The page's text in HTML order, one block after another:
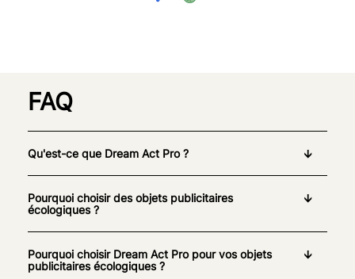
FAQ
Qu'est-ce que Dream Act Pro ?
Pourquoi choisir des objets publicitaires
écologiques ?
Pourquoi choisir Dream Act Pro pour vos objets
publicitaires écologiques ?